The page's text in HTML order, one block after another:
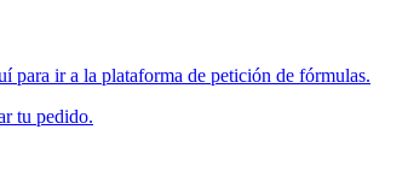
para ir a la plataforma de petición de fórmulas.
tu pedido.